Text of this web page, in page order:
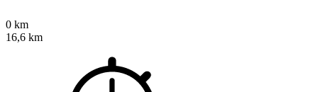
0 km
16,6 km